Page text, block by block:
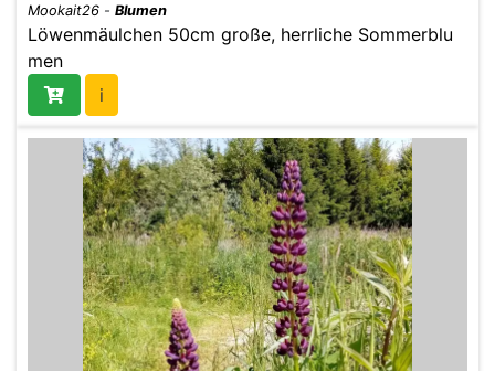
Mookait26 - Blumen
Löwenmäulchen 50cm große, herrliche Sommerblu
men
i